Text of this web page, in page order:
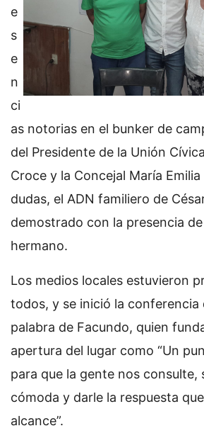
e
s
e
n
ci
as notorias en el bunker de
del Presidente de la Unión
Croce y la Concejal María
dudas, el ADN familiero de
demostrado con la presencia
hermano.
Los medios locales estuvieron
todos, y se inició la conferencia
palabra de Facundo, quien
apertura del lugar como “Un
para que la gente nos consulte,
cómoda y darle la respuesta
alcance”.